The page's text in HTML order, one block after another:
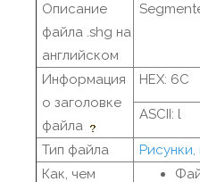
Описание
файла .shg на
английском
Информация
о заголовке
файла
HEX: 6C
ASCII: l
Тип файла
Как, чем